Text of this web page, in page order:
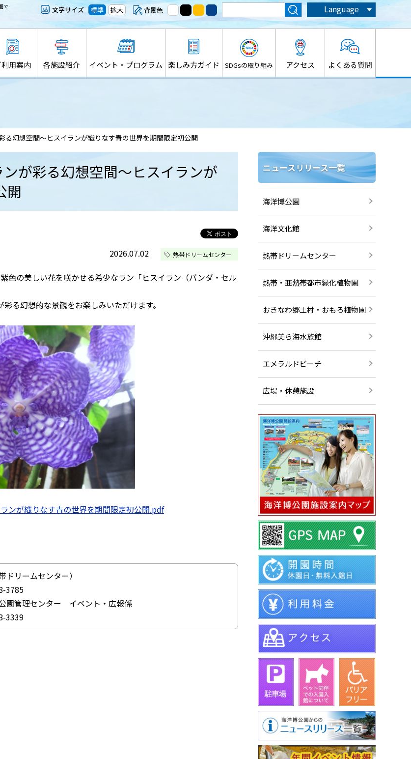
で
文字サイズ 標準 拡大 背景色 Language
利用案内 各施設紹介 イベント・プログラム 楽しみ方ガイド SDGsの取り組み アクセス よくある質問
る幻想空間～ヒスイランが織りなす青の世界を期間限定初公開
が彩る幻想空間～ヒスイランが
開
2026.07.02
熱帯ドリームセンター
色の美しい花を咲かせる希少なラン「ヒスイラン（バンダ・セル
る幻想的な景観をお楽しみいただけます。
ンが織りなす青の世界を期間限定初公開.pdf
リームセンター）
3785
園管理センター イベント・広報係
3339
ニュースリリース一覧
海洋博公園
海洋文化館
熱帯ドリームセンター
熱帯・亜熱帯都市緑化植物園
おきなわ郷土村・おもろ植物園
沖縄美ら海水族館
エメラルドビーチ
広場・休憩施設